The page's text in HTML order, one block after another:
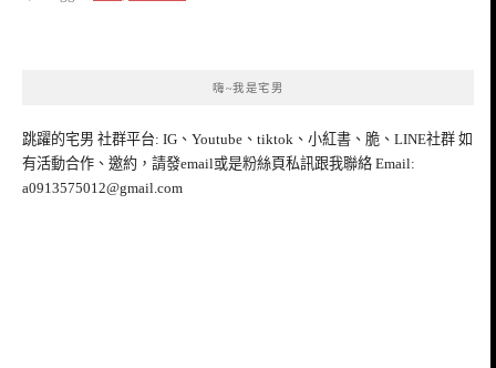
嗨~我是宅男
跳躍的宅男 社群平台: IG、Youtube、tiktok、小紅書、脆、LINE社群 如
有活動合作、邀約，請發email或是粉絲頁私訊跟我聯絡 Email:
a0913575012@gmail.com